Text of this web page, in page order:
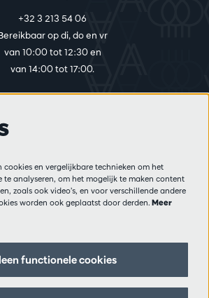
+32 3 213 54 06
op di, do en vr
van 10:00 tot 12:30 en
van 14:00 tot 17:00.
Privacy
Verkoopsvoorwaarden
Pers
Volg ons
cookies en vergelijkbare technieken om het
te analyseren, om het mogelijk te maken content
zoals ook video’s, en voor verschillende andere
worden ook geplaatst door derden. Meer
functionele cookies